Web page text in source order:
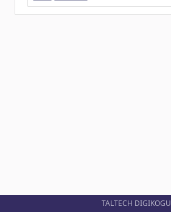
TALTECH DIGIKOGU